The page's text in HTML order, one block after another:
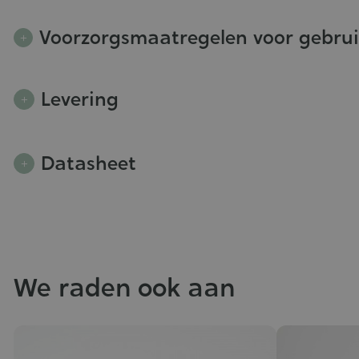
Voorzorgsmaatregelen voor
Levering
Datasheet
We raden ook aan